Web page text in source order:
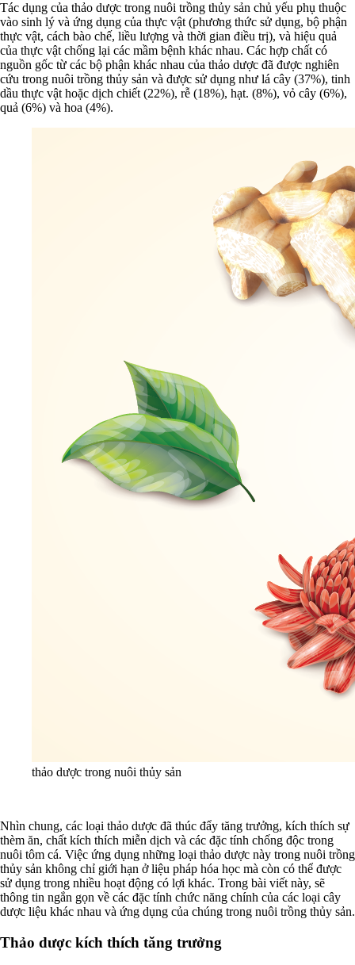
Tác dụng của thảo dược trong nuôi trồng thủy sản chủ yếu phụ thuộc
vào sinh lý và ứng dụng của thực vật (phương thức sử dụng, bộ phận
thực vật, cách bào chế, liều lượng và thời gian điều trị), và hiệu quả
của thực vật chống lại các mầm bệnh khác nhau. Các hợp chất có
nguồn gốc từ các bộ phận khác nhau của thảo dược đã được nghiên
cứu trong nuôi trồng thủy sản và được sử dụng như lá cây (37%), tinh
dầu thực vật hoặc dịch chiết (22%), rễ (18%), hạt. (8%), vỏ cây (6%),
quả (6%) và hoa (4%).
thảo dược trong nuôi thủy sản
Nhìn chung, các loại thảo dược đã thúc đẩy tăng trưởng, kích thích sự
thèm ăn, chất kích thích miễn dịch và các đặc tính chống độc trong
nuôi tôm cá. Việc ứng dụng những loại thảo dược này trong nuôi trồng
thủy sản không chỉ giới hạn ở liệu pháp hóa học mà còn có thể được
sử dụng trong nhiều hoạt động có lợi khác. Trong bài viết này, sẽ
thông tin ngắn gọn về các đặc tính chức năng chính của các loại cây
dược liệu khác nhau và ứng dụng của chúng trong nuôi trồng thủy sản.
Thảo dược kích thích tăng trưởng